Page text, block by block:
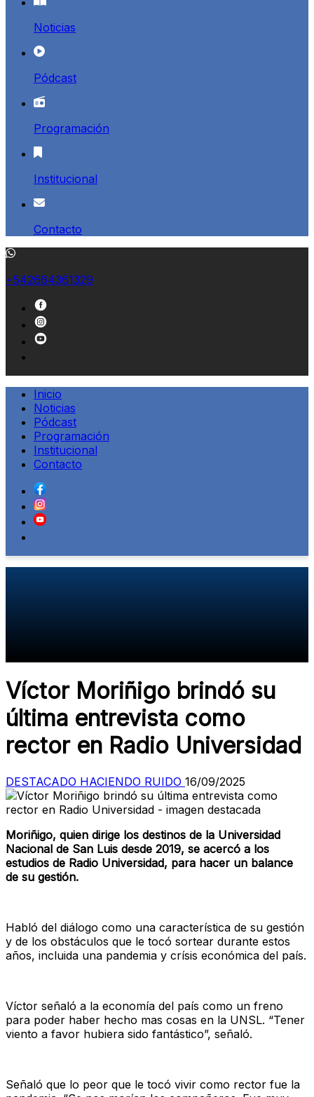
Noticias
Pódcast
Programación
Institucional
Contacto
+542664361329
Inicio
Noticias
Pódcast
Programación
Institucional
Contacto
Víctor Moriñigo brindó su
última entrevista como
rector en Radio Universidad
DESTACADO HACIENDO RUIDO 16/09/2025
Moriñigo, quien dirige los destinos de la Universidad
Nacional de San Luis desde 2019, se acercó a los
estudios de Radio Universidad, para hacer un balance
de su gestión.
Habló del diálogo como una característica de su gestión
y de los obstáculos que le tocó sortear durante estos
años, incluida una pandemia y crísis económica del país.
Víctor señaló a la economía del país como un freno
para poder haber hecho mas cosas en la UNSL. “Tener
viento a favor hubiera sido fantástico”, señaló.
Señaló que lo peor que le tocó vivir como rector fue la